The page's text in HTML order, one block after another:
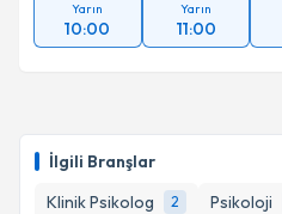
İlgili Branşlar
Klinik Psikolog
2 Psikoloji
Yarın
10:00
Yarın
11:00